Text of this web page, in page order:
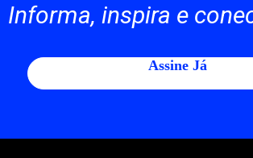
Informa, inspira e
Assine Já